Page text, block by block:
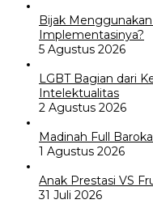
Bijak
Implementasinya?
5 Agustus 2026
LGBT Bagian dari
Intelektualitas
2 Agustus 2026
Madinah Full
1 Agustus 2026
Anak Prestasi VS
31 Juli 2026